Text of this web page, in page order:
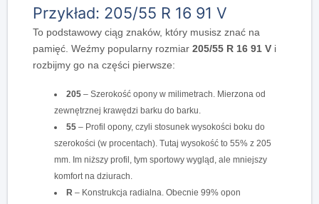
Przykład: 205/55 R 16 91 V
To podstawowy ciąg znaków, który musisz znać na
pamięć. Weźmy popularny rozmiar 205/55 R 16 91 V i
rozbijmy go na części pierwsze:
205 – Szerokość opony w milimetrach. Mierzona od
zewnętrznej krawędzi barku do barku.
55 – Profil opony, czyli stosunek wysokości boku do
szerokości (w procentach). Tutaj wysokość to 55% z 205
mm. Im niższy profil, tym sportowy wygląd, ale mniejszy
komfort na dziurach.
R – Konstrukcja radialna. Obecnie 99% opon